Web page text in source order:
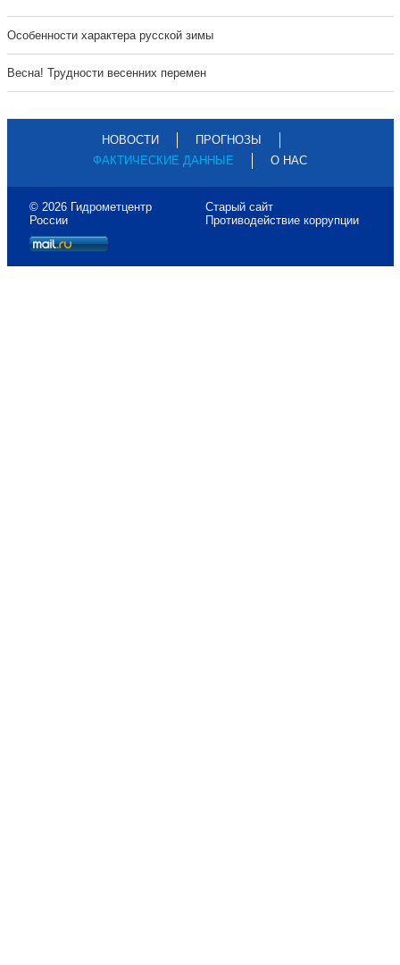
Особенности характера русской зимы
Весна! Трудности весенних перемен
НОВОСТИ
ПРОГНОЗЫ
ФАКТИЧЕСКИЕ ДАННЫЕ
О НАС
© 2026 Гидрометцентр
России
Старый сайт
Противодействие коррупции